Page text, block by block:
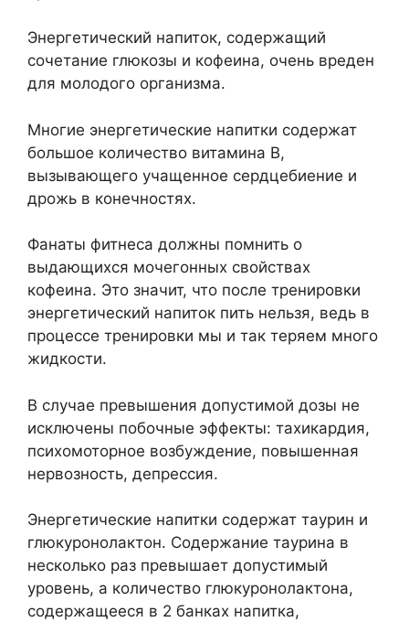
Энергетический напиток, содержащий
сочетание глюкозы и кофеина, очень вреден
для молодого организма.
Многие энергетические напитки содержат
большое количество витамина В,
вызывающего учащенное сердцебиение и
дрожь в конечностях.
Фанаты фитнеса должны помнить о
выдающихся мочегонных свойствах
кофеина. Это значит, что после тренировки
энергетический напиток пить нельзя, ведь в
процессе тренировки мы и так теряем много
жидкости.
В случае превышения допустимой дозы не
исключены побочные эффекты: тахикардия,
психомоторное возбуждение, повышенная
нервозность, депрессия.
Энергетические напитки содержат таурин и
глюкуронолактон. Содержание таурина в
несколько раз превышает допустимый
уровень, а количество глюкуронолактона,
содержащееся в 2 банках напитка,